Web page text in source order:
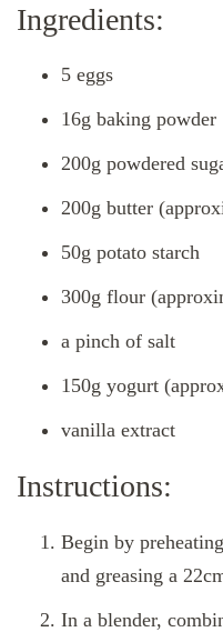
Ingredients:
5 eggs
16g baking powder
200g powdered
200g butter
50g potato starch
300g flour
a pinch of salt
150g yogurt
vanilla extract
Instructions:
Begin by
and greasing a
In a blender,